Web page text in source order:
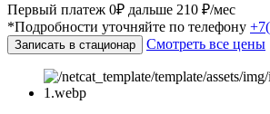
Первый платеж 0₽ дальше 210 ₽/мес
*Подробности уточняйте по телефону
Записать в стационар Смотреть все цены